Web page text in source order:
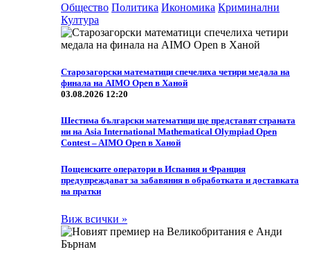
Общество Политика Икономика Криминални
Култура
Старозагорски математици спечелиха четири медала на
финала на AIMO Open в Ханой
03.08.2026 12:20
Шестима български математици ще представят страната
ни на Asia International Mathematical Olympiad Open
Contest – AIMO Open в Ханой
Пощенските оператори в Испания и Франция
предупреждават за забавяния в обработката и доставката
на пратки
Виж всички »